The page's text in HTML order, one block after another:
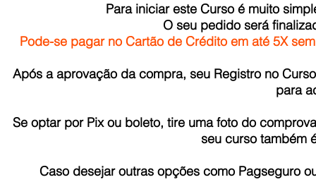
Para iniciar este Curso é muito
O seu pedido será
Pode-se pagar no Cartão de Crédito em até 5X
Após a aprovação da compra, seu Registro no
para
Se optar por Pix ou boleto, tire uma foto do
seu curso também
Caso desejar outras opções como Pagseguro